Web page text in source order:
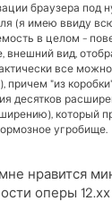
браузера под
(я имею ввиду
в целом -
внешний вид,
все
причем "из
десятков
который
угробище.
нравится
оперы